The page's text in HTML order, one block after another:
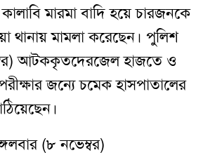
মারমা বাদি হয়ে চারজনকে
থানায় মামলা করেছেন। পুলিশ
আটককৃতদেরজেল হাজতে ও
পরীক্ষার জন্যে চমেক হাসপাতালের
।
(৮ নভেম্বর)